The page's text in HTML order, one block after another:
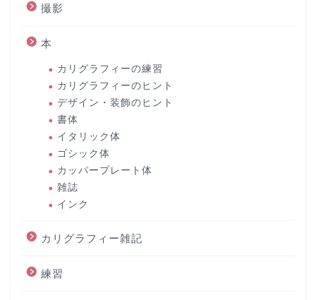
撮影
本
カリグラフィーの練習
カリグラフィーのヒント
デザイン・装飾のヒント
書体
イタリック体
ゴシック体
カッパープレート体
雑誌
インク
カリグラフィー雑記
練習